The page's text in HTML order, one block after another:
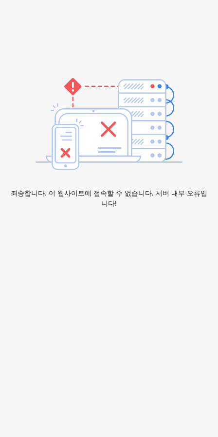
죄송합니다. 이 웹사이트에 접속할 수 없습니다. 서버 내부 오류입
니다!